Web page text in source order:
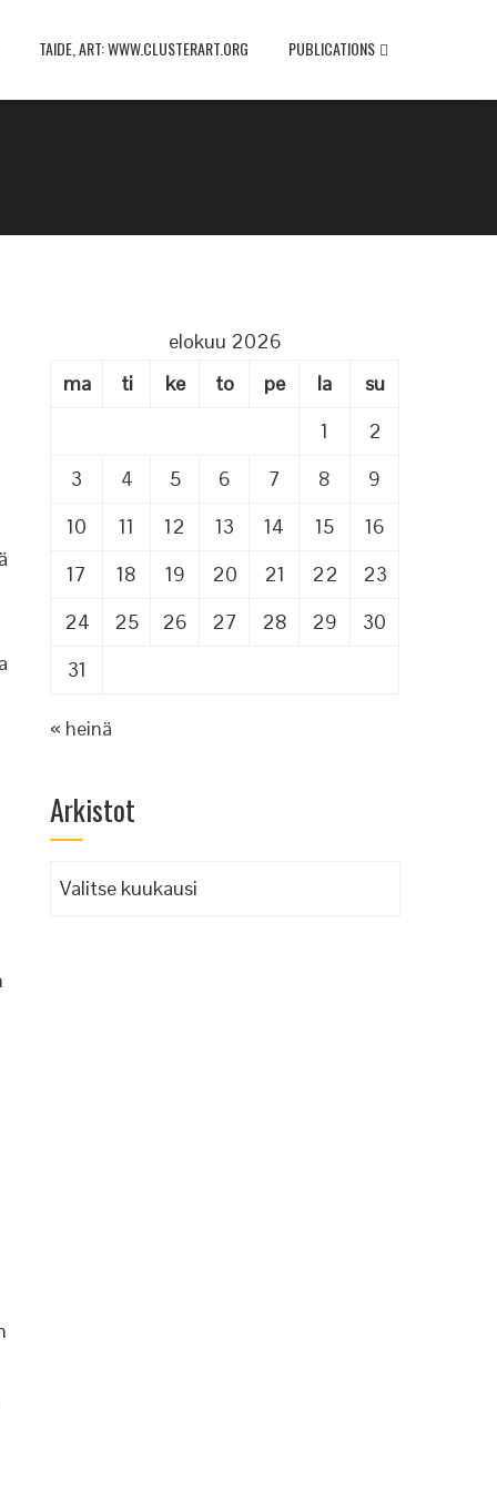
TAIDE, ART: WWW.CLUSTERART.ORG PUBLICATIONS
elokuu 2026
ma
ti ke to pe la
su
1
2
3
4 5 6 7 8
9
10
11 12 13 14 15
16
17
18 19 20 21 22
23
24
25 26 27 28 29
30
31
« heinä
Arkistot
Arkistot